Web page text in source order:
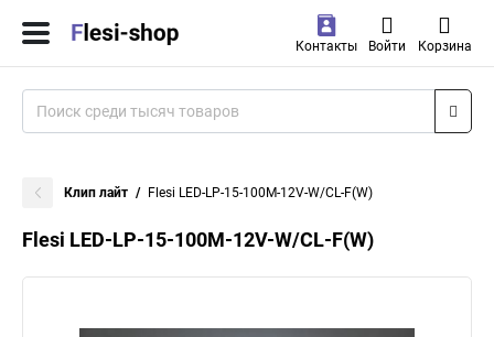
Контакты Войти Корзина
Клип лайт Flesi LED-LP-15-100M-12V-W/CL-F(W)
Flesi LED-LP-15-100M-12V-W/CL-F(W)